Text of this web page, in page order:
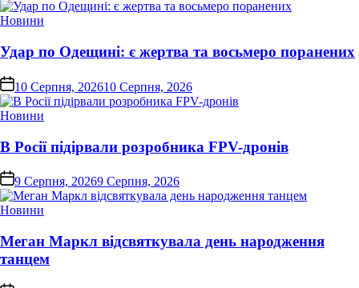
Опублікувати
Новини
Удар по Одещині: є жертва та восьмеро поранених
on 10 Серпня, 202610 Серпня, 2026
Опублікувати
Новини
В Росії підірвали розробника FPV-дронів
on9 Серпня, 20269 Серпня, 2026
Опублікувати
Новини
Меган Маркл відсвяткувала день народження
танцем